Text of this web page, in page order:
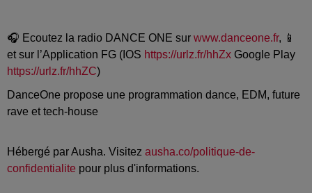
🎧 Ecoutez la radio DANCE ONE sur www.danceone.fr, 📱
et sur l’Application FG (IOS https://urlz.fr/hhZx Google Play
https://urlz.fr/hhZC)
DanceOne propose une programmation dance, EDM, future
rave et tech-house
Hébergé par Ausha. Visitez ausha.co/politique-de-
confidentialite pour plus d'informations.